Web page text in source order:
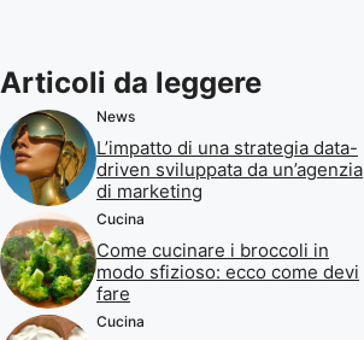
Articoli da leggere
News
L’impatto di una strategia data-
driven sviluppata da un’agenzia
di marketing
Cucina
Come cucinare i broccoli in
modo sfizioso: ecco come devi
fare
Cucina